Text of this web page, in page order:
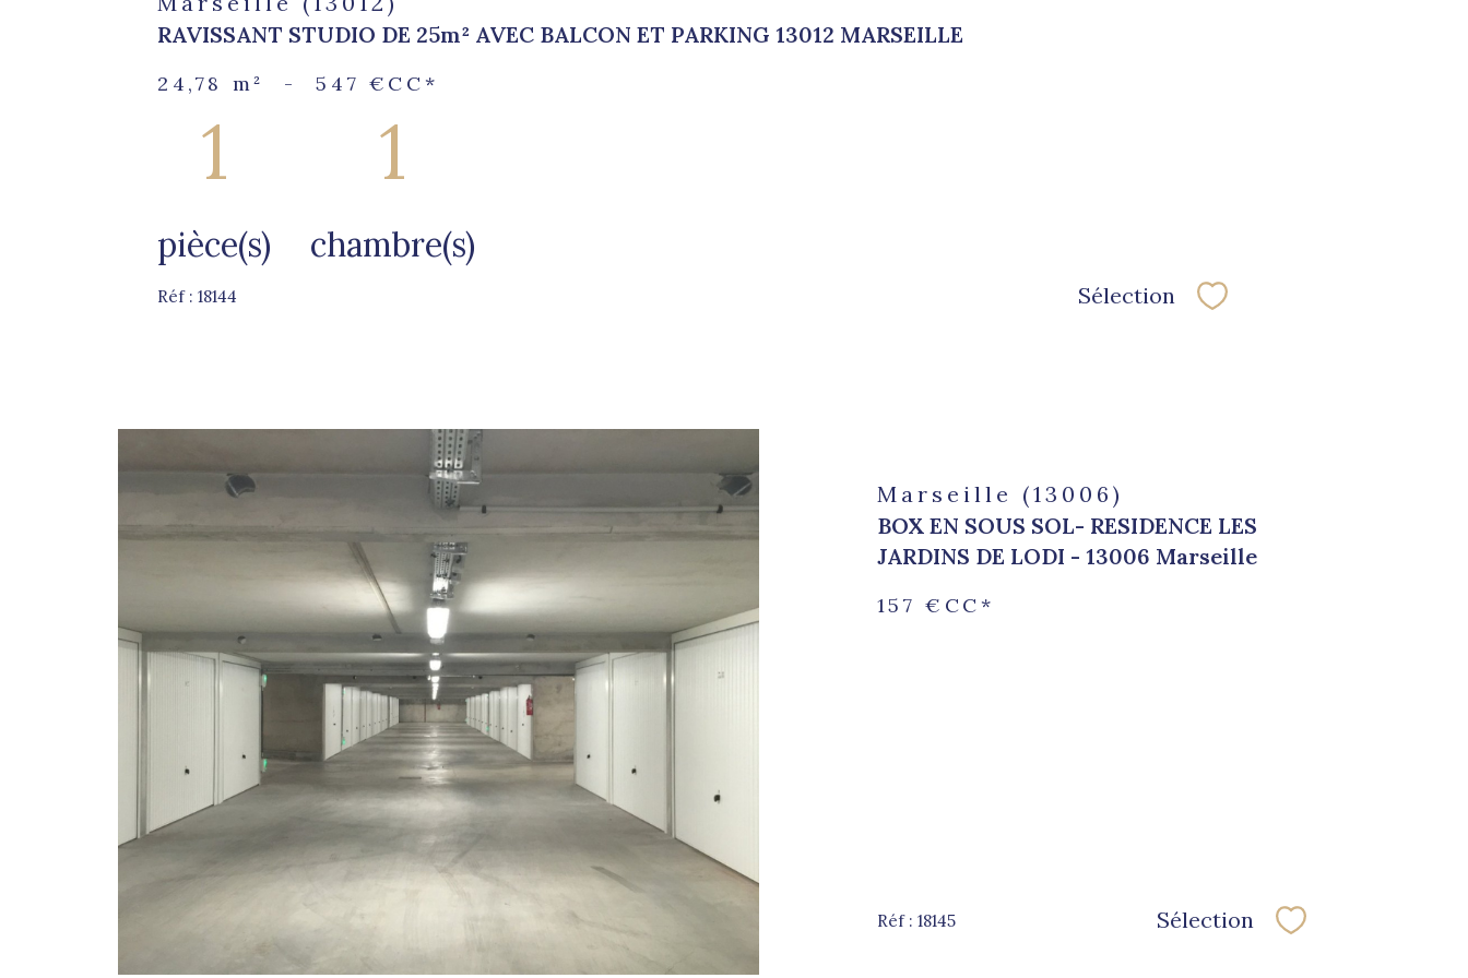
RAVISSANT STUDIO DE 25m² AVEC BALCON ET PARKING 13012 MARSEILLE
24,78 m² - 547 € CC*
1
pièce(s)
1
chambre(s)
Réf : 18144 Sélection Sélectionner
voir le
bien
Marseille (13006)
BOX EN SOUS SOL- RESIDENCE LES
JARDINS DE LODI - 13006 Marseille
157 € CC*
Réf : 18145 Sélection Sélectionner